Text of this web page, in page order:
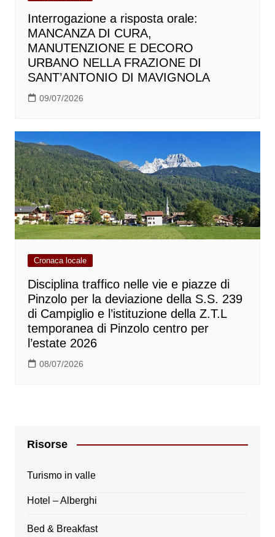
Interrogazione a risposta orale:
MANCANZA DI CURA,
MANUTENZIONE E DECORO
URBANO NELLA FRAZIONE DI
SANT’ANTONIO DI MAVIGNOLA
09/07/2026
Cronaca locale
Disciplina traffico nelle vie e piazze di
Pinzolo per la deviazione della S.S. 239
di Campiglio e l’istituzione della Z.T.L
temporanea di Pinzolo centro per
l’estate 2026
08/07/2026
Risorse
Turismo in valle
Hotel – Alberghi
Bed & Breakfast